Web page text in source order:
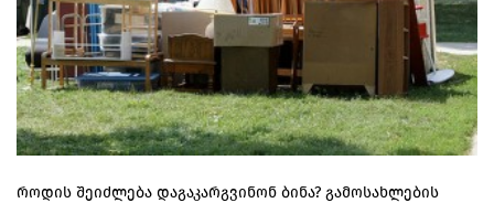
როდის შეიძლება დაგაკარგვინონ ბინა? გამოსახლების